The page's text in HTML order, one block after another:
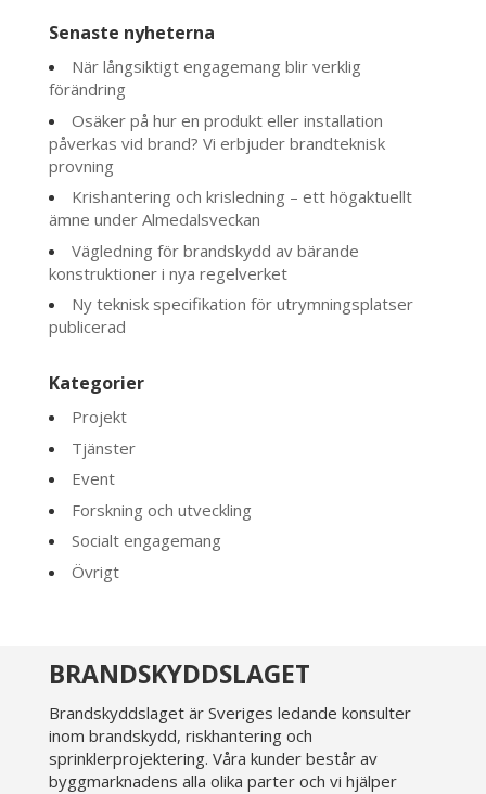
Senaste nyheterna
När långsiktigt engagemang blir verklig
förändring
Osäker på hur en produkt eller installation
påverkas vid brand? Vi erbjuder brandteknisk
provning
Krishantering och krisledning – ett högaktuellt
ämne under Almedalsveckan
Vägledning för brandskydd av bärande
konstruktioner i nya regelverket
Ny teknisk specifikation för utrymningsplatser
publicerad
Kategorier
Projekt
Tjänster
Event
Forskning och utveckling
Socialt engagemang
Övrigt
BRANDSKYDDSLAGET
Brandskyddslaget är Sveriges ledande konsulter
inom brandskydd, riskhantering och
sprinklerprojektering. Våra kunder består av
byggmarknadens alla olika parter och vi hjälper